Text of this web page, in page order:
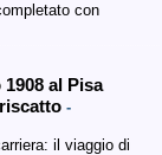
con
al Pisa
-
il viaggio di